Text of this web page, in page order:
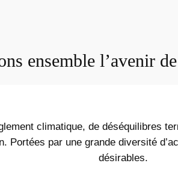
ensemble l’avenir
climatique, de déséquilibres
Portées par une grande diversité
désirables.